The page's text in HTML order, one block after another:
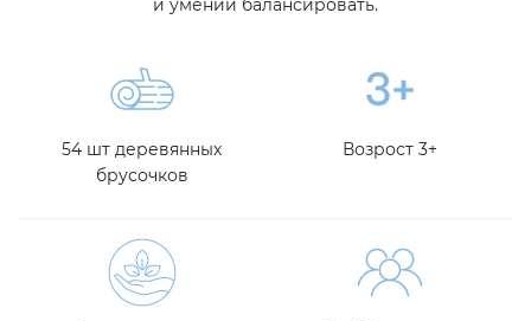
и умении балансировать.
54 шт деревянных
брусочков
Возрост 3+